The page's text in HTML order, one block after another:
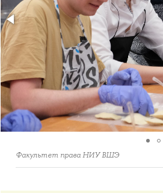
Факультет права НИУ ВШЭ